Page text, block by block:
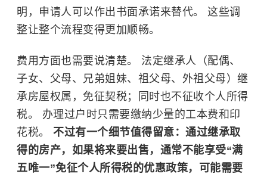
明，申请人可以作出书面承诺来替代。 这些调
整让整个流程变得更加顺畅。
费用方面也需要说清楚。 法定继承人（配偶、
子女、父母、兄弟姐妹、祖父母、外祖父母）继
承房屋权属，免征契税；同时也不征收个人所得
税。 办理过户时只需要缴纳少量的工本费和 印
花税。 不过有一个细节值得留意：通过继承取
得的房产，如果将来要出售，通常不能享受“满
五唯一”免征个人所得税的优惠政策，可能需要